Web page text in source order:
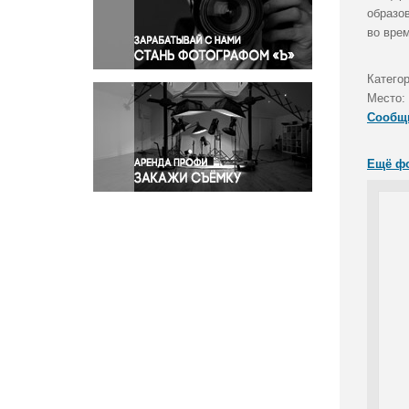
Правосудие
Происшествия и конфликты
Религия
Светская жизнь
Спорт
Экология
Экономика и бизнес
во
Место:
Ещё